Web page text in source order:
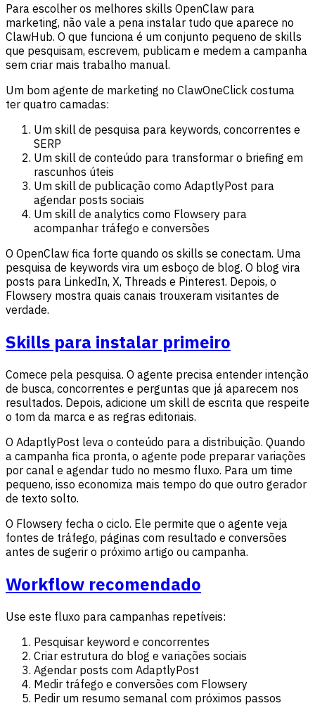
Para escolher os melhores skills OpenClaw para
marketing, não vale a pena instalar tudo que aparece no
ClawHub. O que funciona é um conjunto pequeno de skills
que pesquisam, escrevem, publicam e medem a campanha
sem criar mais trabalho manual.
Um bom agente de marketing no ClawOneClick costuma
ter quatro camadas:
Um skill de pesquisa para keywords, concorrentes e
SERP
Um skill de conteúdo para transformar o briefing em
rascunhos úteis
Um skill de publicação como AdaptlyPost para
agendar posts sociais
Um skill de analytics como Flowsery para
acompanhar tráfego e conversões
O OpenClaw fica forte quando os skills se conectam. Uma
pesquisa de keywords vira um esboço de blog. O blog vira
posts para LinkedIn, X, Threads e Pinterest. Depois, o
Flowsery mostra quais canais trouxeram visitantes de
verdade.
Skills para instalar primeiro
Comece pela pesquisa. O agente precisa entender intenção
de busca, concorrentes e perguntas que já aparecem nos
resultados. Depois, adicione um skill de escrita que respeite
o tom da marca e as regras editoriais.
O AdaptlyPost leva o conteúdo para a distribuição. Quando
a campanha fica pronta, o agente pode preparar variações
por canal e agendar tudo no mesmo fluxo. Para um time
pequeno, isso economiza mais tempo do que outro gerador
de texto solto.
O Flowsery fecha o ciclo. Ele permite que o agente veja
fontes de tráfego, páginas com resultado e conversões
antes de sugerir o próximo artigo ou campanha.
Workflow recomendado
Use este fluxo para campanhas repetíveis:
Pesquisar keyword e concorrentes
Criar estrutura do blog e variações sociais
Agendar posts com AdaptlyPost
Medir tráfego e conversões com Flowsery
Pedir um resumo semanal com próximos passos